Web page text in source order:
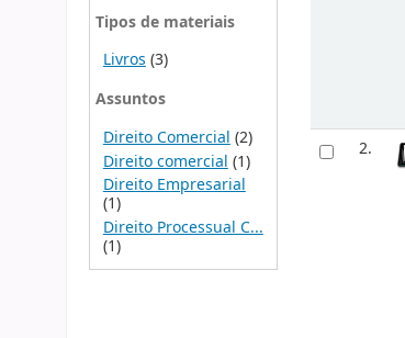
Tipos de materiais
Livros(3)
Assuntos
Direito Comercial (2)
Direito comercial (1)
Direito Empresarial
(1)
Direito Processual C...
(1)
2.